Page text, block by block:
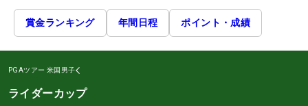
賞金ランキング 年間日程 ポイント・成績
PGAツアー 米国男子
ライダーカップ